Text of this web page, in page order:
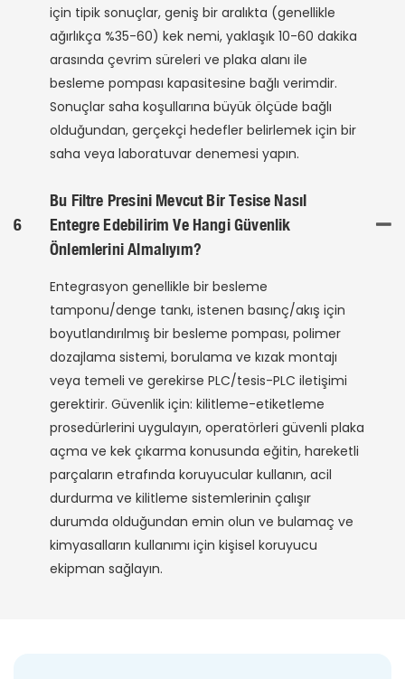
için tipik sonuçlar, geniş bir aralıkta (genellikle
ağırlıkça %35-60) kek nemi, yaklaşık 10-60 dakika
arasında çevrim süreleri ve plaka alanı ile
besleme pompası kapasitesine bağlı verimdir.
Sonuçlar saha koşullarına büyük ölçüde bağlı
olduğundan, gerçekçi hedefler belirlemek için bir
saha veya laboratuvar denemesi yapın.
6
Bu Filtre Presini Mevcut Bir Tesise Nasıl
Entegre Edebilirim Ve Hangi Güvenlik
Önlemlerini Almalıyım?
Entegrasyon genellikle bir besleme
tamponu/denge tankı, istenen basınç/akış için
boyutlandırılmış bir besleme pompası, polimer
dozajlama sistemi, borulama ve kızak montajı
veya temeli ve gerekirse PLC/tesis-PLC iletişimi
gerektirir. Güvenlik için: kilitleme-etiketleme
prosedürlerini uygulayın, operatörleri güvenli plaka
açma ve kek çıkarma konusunda eğitin, hareketli
parçaların etrafında koruyucular kullanın, acil
durdurma ve kilitleme sistemlerinin çalışır
durumda olduğundan emin olun ve bulamaç ve
kimyasalların kullanımı için kişisel koruyucu
ekipman sağlayın.